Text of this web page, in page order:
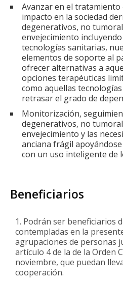
Avanzar en el
impacto en la sociedad
degenerativos, no
envejecimiento
tecnologías sanitarias,
elementos de soporte al
ofrecer alternativas a
opciones terapéuticas
como aquellas
retrasar el grado de
Monitorización,
degenerativos, no
envejecimiento y las
anciana frágil
con un uso inteligente de
Beneficiarios
Podrán ser beneficiarios
contempladas en la
agrupaciones de personas
artículo 4 de la de la Orden
noviembre, que puedan
cooperación.